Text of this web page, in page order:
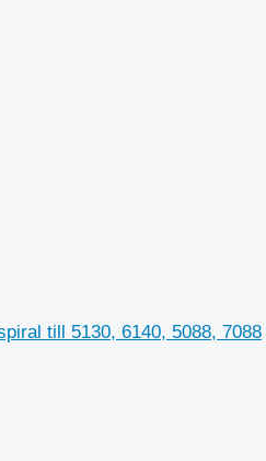
till 5130, 6140, 5088, 7088